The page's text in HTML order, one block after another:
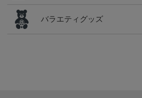
バラエティグッズ